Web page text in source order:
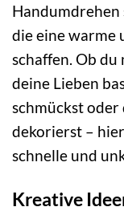
Handumdrehen
die eine warme
schaffen. Ob
deine Lieben
schmückst
dekorierst –
schnelle und
Kreative